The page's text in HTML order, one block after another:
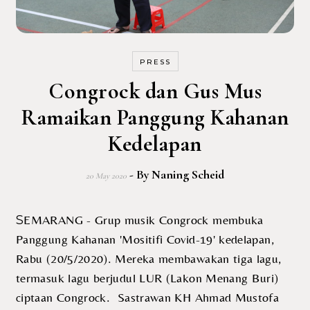
PRESS
Congrock dan Gus Mus
Ramaikan Panggung Kahanan
Kedelapan
20 May 2020 - ByNaning Scheid
SEMARANG - Grup musik Congrock membuka
Panggung Kahanan 'Mositifi Covid-19' kedelapan,
Rabu (20/5/2020). Mereka membawakan tiga lagu,
termasuk lagu berjudul LUR (Lakon Menang Buri)
ciptaan Congrock. Sastrawan KH Ahmad Mustofa